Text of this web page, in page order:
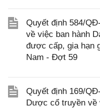
Quyết định 584/
về việc ban hành
được cấp, gia hạn
Nam - Đợt 59
Quyết định 169/
Dược cổ truyền về